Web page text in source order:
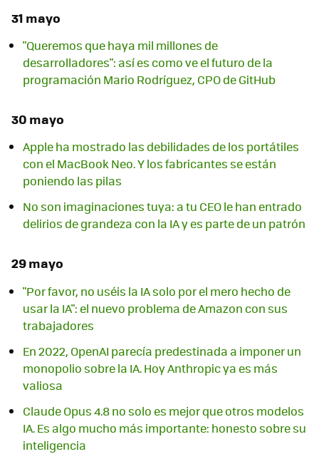
31 mayo
"Queremos que haya mil millones de
desarrolladores": así es como ve el futuro de la
programación Mario Rodríguez, CPO de GitHub
30 mayo
Apple ha mostrado las debilidades de los portátiles
con el MacBook Neo. Y los fabricantes se están
poniendo las pilas
No son imaginaciones tuya: a tu CEO le han entrado
delirios de grandeza con la IA y es parte de un patrón
29 mayo
"Por favor, no uséis la IA solo por el mero hecho de
usar la IA": el nuevo problema de Amazon con sus
trabajadores
En 2022, OpenAI parecía predestinada a imponer un
monopolio sobre la IA. Hoy Anthropic ya es más
valiosa
Claude Opus 4.8 no solo es mejor que otros modelos
IA. Es algo mucho más importante: honesto sobre su
inteligencia